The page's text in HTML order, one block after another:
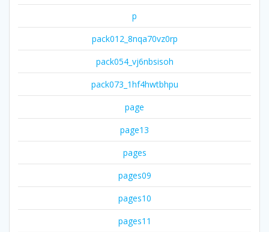
p
pack012_8nqa70vz0rp
pack054_vj6nbsisoh
pack073_1hf4hwtbhpu
page
page13
pages
pages09
pages10
pages11